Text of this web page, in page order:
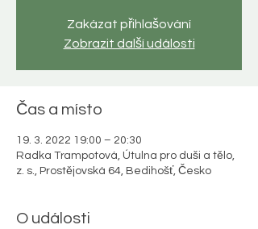
Zakázat přihlašování
Zobrazit další události
Čas a místo
19. 3. 2022 19:00 – 20:30
Radka Trampotová, Útulna pro duši a tělo,
z. s., Prostějovská 64, Bedihošť, Česko
O události